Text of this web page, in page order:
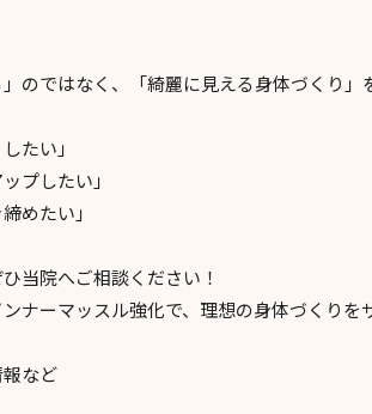
」のではなく、「綺麗に見える身体づくり」
たい」
プしたい」
めたい」
当院へご相談ください！
ナーマッスル強化で、理想の身体づくりを
など